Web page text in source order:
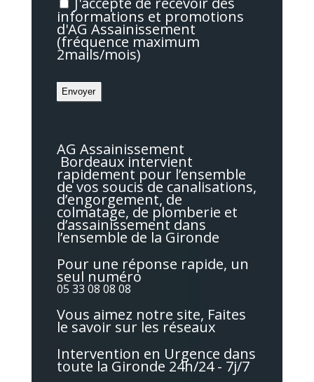
informations et promotions
d'AG Assainissement
(fréquence maximum
2mails/mois)
AG Assainissement
Bordeaux intervient
rapidement pour l’ensemble
de vos soucis de canalisations,
d’engorgement, de
colmatage, de plomberie et
d’assainissement dans
l’ensemble de la Gironde
Pour une réponse rapide, un
seul numéro
05 33 08 08 08
Vous aimez notre site, Faites
le savoir sur les réseaux
Intervention en Urgence dans
toute la Gironde 24h/24 - 7j/7